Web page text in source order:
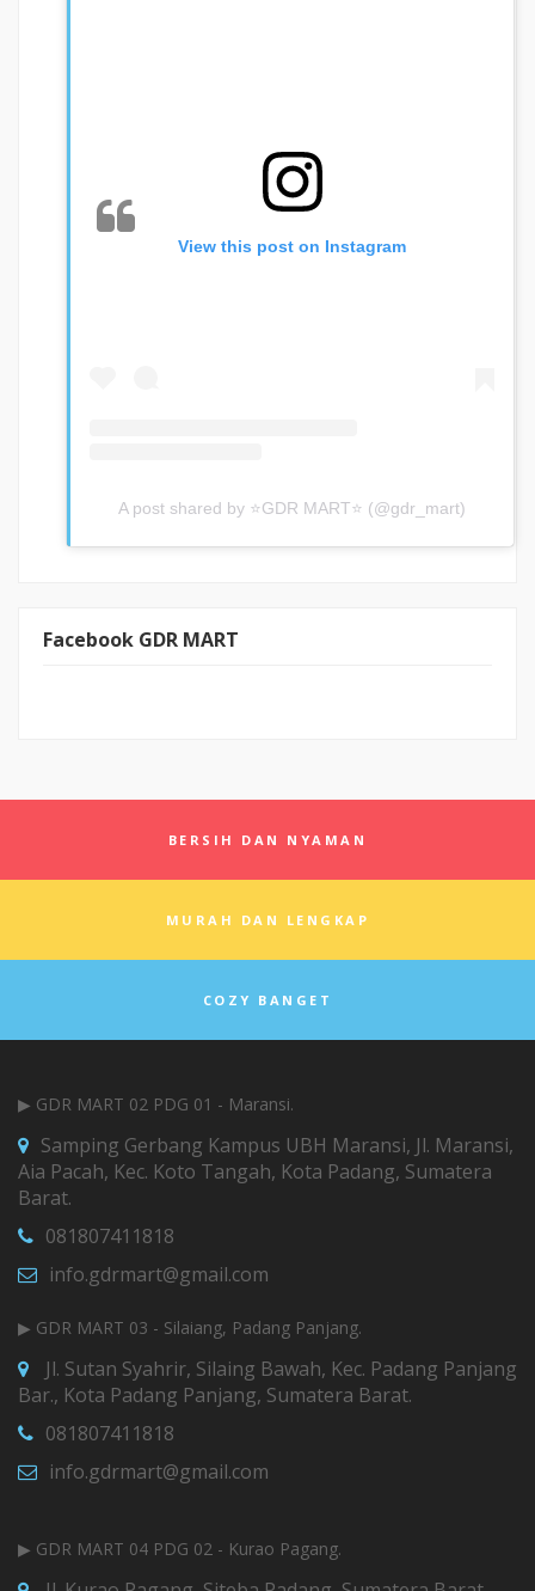
View this post on Instagram
A post shared by ⭐GDR MART⭐ (@gdr_mart)
Facebook GDR MART
BERSIH DAN NYAMAN
MURAH DAN LENGKAP
COZY BANGET
▶ GDR MART 02 PDG 01 - Maransi.
Samping Gerbang Kampus UBH Maransi, Jl. Maransi,
Aia Pacah, Kec. Koto Tangah, Kota Padang, Sumatera
Barat.
081807411818
info.gdrmart@gmail.com
▶ GDR MART 03 - Silaiang, Padang Panjang.
Jl. Sutan Syahrir, Silaing Bawah, Kec. Padang Panjang
Bar., Kota Padang Panjang, Sumatera Barat.
081807411818
info.gdrmart@gmail.com
▶ GDR MART 04 PDG 02 - Kurao Pagang.